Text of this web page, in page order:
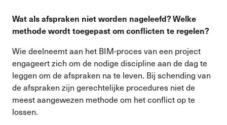
Wat als afspraken niet worden nageleefd? Welke
methode wordt toegepast om conflicten te regelen?
Wie deelneemt aan het BIM-proces van een project
engageert zich om de nodige discipline aan de dag te
leggen om de afspraken na te leven. Bij schending van
de afspraken zijn gerechtelijke procedures niet de
meest aangewezen methode om het conflict op te
lossen.